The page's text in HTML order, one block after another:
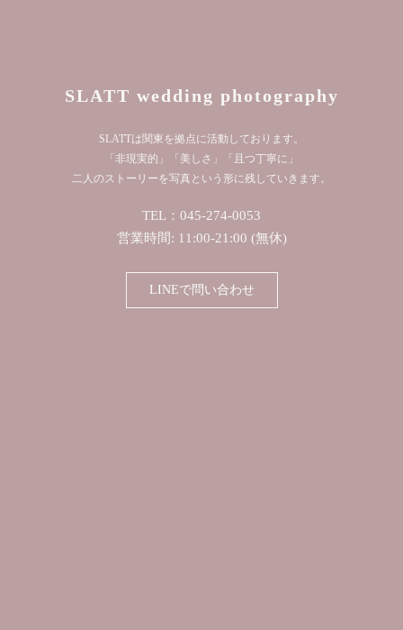
SLATT wedding photography
SLATTは関東を拠点に活動しております。
「非現実的」「美しさ」「且つ丁寧に」
二人のストーリーを写真という形に残していきます。
TEL：045-274-0053
営業時間: 11:00-21:00 (無休)
LINEで問い合わせ